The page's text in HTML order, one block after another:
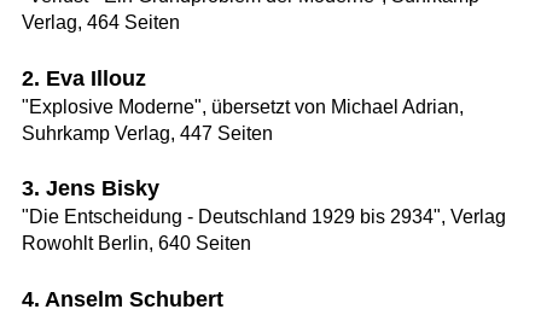
Verlag, 464 Seiten
2. Eva Illouz
"Explosive Moderne", übersetzt von Michael Adrian,
Suhrkamp Verlag, 447 Seiten
3. Jens Bisky
"Die Entscheidung - Deutschland 1929 bis 2934", Verlag
Rowohlt Berlin, 640 Seiten
4. Anselm Schubert